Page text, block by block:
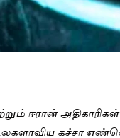
ஈரான்
கச்சா